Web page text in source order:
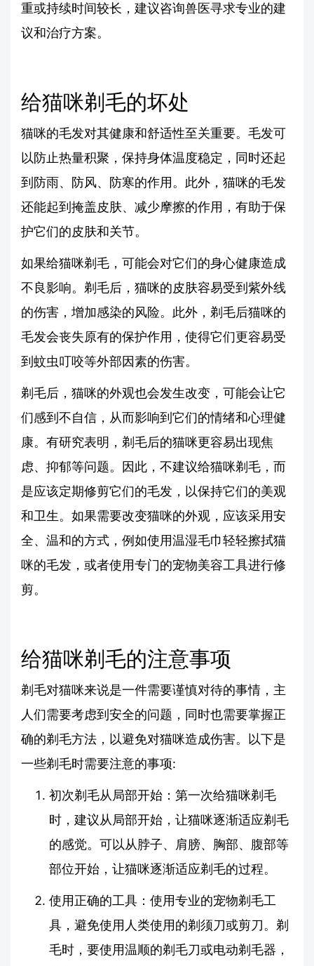
重或持续时间较长，建议咨询兽医寻求专业的建
议和治疗方案。
给猫咪剃毛的坏处
猫咪的毛发对其健康和舒适性至关重要。毛发可
以防止热量积聚，保持身体温度稳定，同时还起
到防雨、防风、防寒的作用。此外，猫咪的毛发
还能起到掩盖皮肤、减少摩擦的作用，有助于保
护它们的皮肤和关节。
如果给猫咪剃毛，可能会对它们的身心健康造成
不良影响。剃毛后，猫咪的皮肤容易受到紫外线
的伤害，增加感染的风险。此外，剃毛后猫咪的
毛发会丧失原有的保护作用，使得它们更容易受
到蚊虫叮咬等外部因素的伤害。
剃毛后，猫咪的外观也会发生改变，可能会让它
们感到不自信，从而影响到它们的情绪和心理健
康。有研究表明，剃毛后的猫咪更容易出现焦
虑、抑郁等问题。因此，不建议给猫咪剃毛，而
是应该定期修剪它们的毛发，以保持它们的美观
和卫生。如果需要改变猫咪的外观，应该采用安
全、温和的方式，例如使用温湿毛巾轻轻擦拭猫
咪的毛发，或者使用专门的宠物美容工具进行修
剪。
给猫咪剃毛的注意事项
剃毛对猫咪来说是一件需要谨慎对待的事情，主
人们需要考虑到安全的问题，同时也需要掌握正
确的剃毛方法，以避免对猫咪造成伤害。以下是
一些剃毛时需要注意的事项:
初次剃毛从局部开始：第一次给猫咪剃毛
时，建议从局部开始，让猫咪逐渐适应剃毛
的感觉。可以从脖子、肩膀、胸部、腹部等
部位开始，让猫咪逐渐适应剃毛的过程。
使用正确的工具：使用专业的宠物剃毛工
具，避免使用人类使用的剃须刀或剪刀。剃
毛时，要使用温顺的剃毛刀或电动剃毛器，